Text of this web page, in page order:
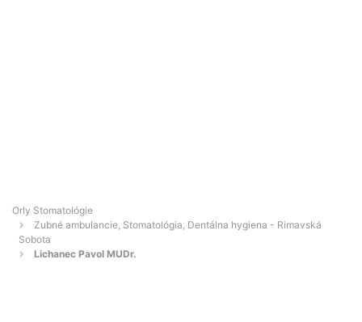
Orly Stomatológie
Zubné ambulancie, Stomatológia, Dentálna hygiena - Rimavská
Sobota
Lichanec Pavol MUDr.